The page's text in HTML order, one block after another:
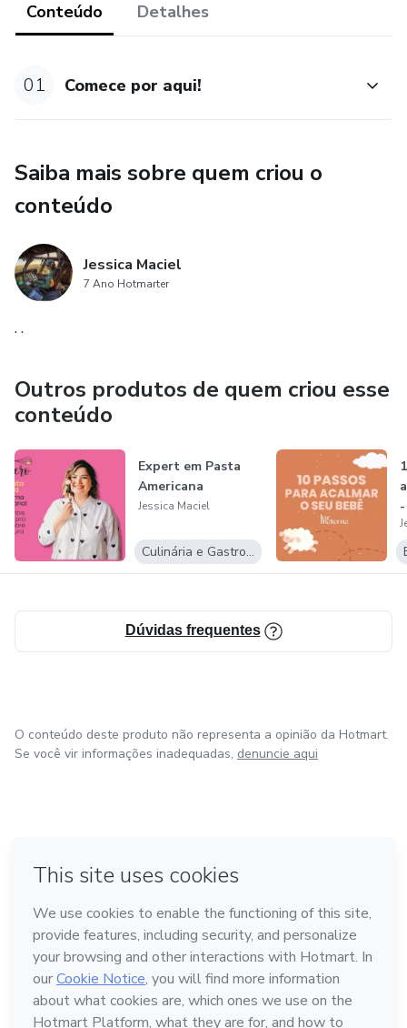
Conteúdo Detalhes
01 Comece por aqui!
Saiba mais sobre quem criou o
conteúdo
Jessica Maciel
7 Ano Hotmarter
. .
Outros produtos de quem criou esse
conteúdo
Expert em Pasta
Americana
Jessica Maciel
Culinária e Gastronomia
Dúvidas frequentes
O conteúdo deste produto não representa a opinião da Hotmart.
Se você vir informações inadequadas, denuncie aqui
Feito com ❤
em Belo Horizonte